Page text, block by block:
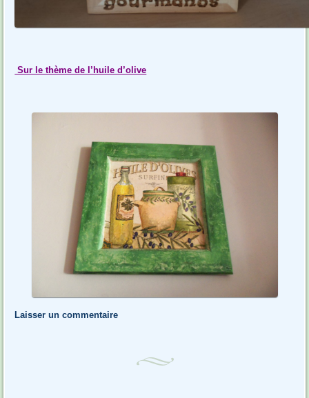
Sur le thème de l’huile d’olive
Laisser un commentaire